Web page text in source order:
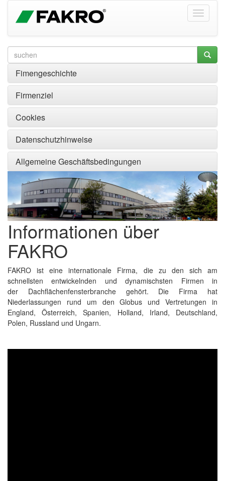
Fimengeschichte
Firmenziel
Cookies
Datenschutzhinweise
Allgemeine Geschäftsbedingungen
Informationen über
FAKRO
FAKRO ist eine internationale Firma, die zu den sich am
schnellsten entwickelnden und dynamischsten Firmen in
der Dachflächenfensterbranche gehört. Die Firma hat
Niederlassungen rund um den Globus und Vertretungen in
England, Österreich, Spanien, Holland, Irland, Deutschland,
Polen, Russland und Ungarn.